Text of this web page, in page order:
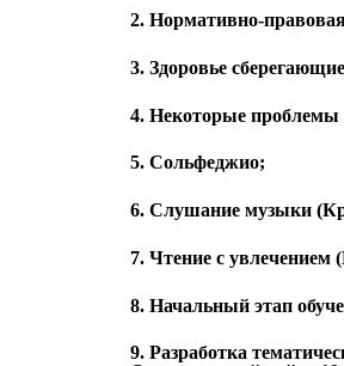
2. Нормативно-
3. Здоровье
4. Некоторые проблемы
5. Сольфеджио;
6. Слушание музыки
7. Чтение с увлечением
8. Начальный этап
9. Разработка